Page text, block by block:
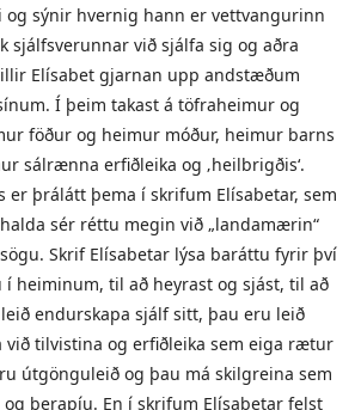
og sýnir hvernig hann er vettvangurinn
sjálfsverunnar við sjálfa sig og aðra
Elísabet gjarnan upp andstæðum
Í þeim takast á töfraheimur og
föður og heimur móður, heimur barns
sálrænna erfiðleika og ‚heilbrigðis‘.
er þrálátt þema í skrifum Elísabetar, sem
sér réttu megin við „landamærin“
Skrif Elísabetar lýsa baráttu fyrir því
í heiminum, til að heyrast og sjást, til að
endurskapa sjálf sitt, þau eru leið
við tilvistina og erfiðleika sem eiga rætur
útgönguleið og þau má skilgreina sem
þerapíu. En í skrifum Elísabetar felst